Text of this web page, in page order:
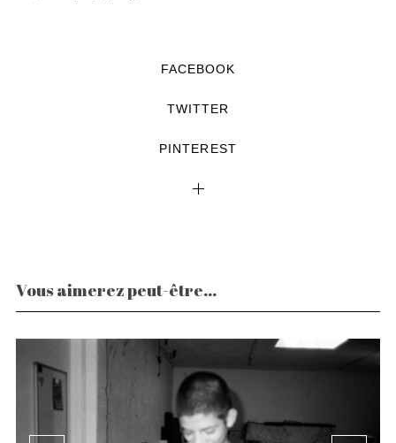
FACEBOOK
TWITTER
PINTEREST
Vous aimerez peut-être...